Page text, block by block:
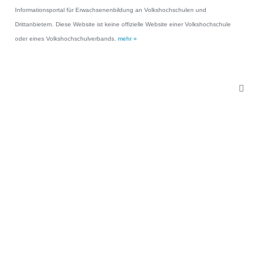
Informationsportal für Erwachsenenbildung an Volkshochschulen und
Drittanbietern. Diese Website ist keine offizielle Website einer Volkshochschule
oder eines Volkshochschulverbands. mehr »